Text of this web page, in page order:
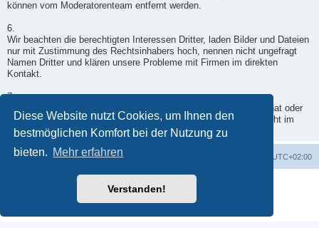
Diese Website nutzt Cookies, um Ihnen den
bestmöglichen Komfort bei der Nutzung zu
bieten. Mehr erfahren
Verstanden!
können vom Moderatorenteam entfernt werden.
6.
Wir beachten die berechtigten Interessen Dritter, laden Bilder und Dateien
nur mit Zustimmung des Rechtsinhabers hoch, nennen nicht ungefragt
Namen Dritter und klären unsere Probleme mit Firmen im direkten
Kontakt.
7.
Wenn ein Moderator doch einmal in Deinen Beitrag eingegriffen hat oder
er nicht freigegeben wurde, wende Dich per Kontaktformular - nicht im
Forum - an einen Moderator.
Foren-Übersicht UTC+02:00
Deutsche Übersetzung durch